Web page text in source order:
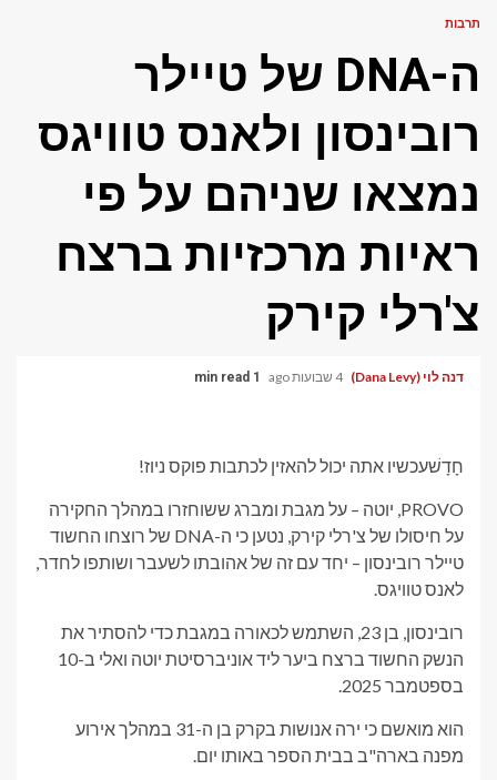
תרבות
ה-DNA של טיילר
רובינסון ולאנס טוויגס
נמצאו שניהם על פי
ראיות מרכזיות ברצח
צ'רלי קירק
דנה לוי (Dana Levy) 4 שבועות ago 1 min read
חָדָשׁעכשיו אתה יכול להאזין לכתבות פוקס ניוז!
PROVO, יוטה – על מגבת ומברג ששוחזרו במהלך החקירה
על חיסולו של צ'רלי קירק, נטען כי ה-DNA של רוצחו החשוד
טיילר רובינסון – יחד עם זה של אהובתו לשעבר ושותפו לחדר,
לאנס טוויגס.
רובינסון, בן 23, השתמש לכאורה במגבת כדי להסתיר את
הנשק החשוד ברצח ביער ליד אוניברסיטת יוטה ואלי ב-10
בספטמבר 2025.
הוא מואשם כי ירה אנושות בקרק בן ה-31 במהלך אירוע
מפנה בארה"ב בבית הספר באותו יום.